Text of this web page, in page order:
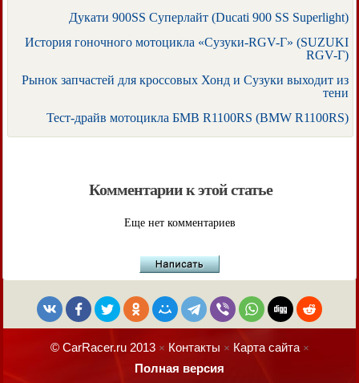
Дукати 900SS Суперлайт (Ducati 900 SS Superlight)
История гоночного мотоцикла «Сузуки-RGV-Г» (SUZUKI
RGV-Г)
Рынок запчастей для кроссовых Хонд и Сузуки выходит из
тени
Тест-драйв мотоцикла БМВ R1100RS (BMW R1100RS)
Комментарии к этой статье
Еще нет комментариев
© CarRacer.ru 2013× Контакты × Карта сайта×
Полная версия